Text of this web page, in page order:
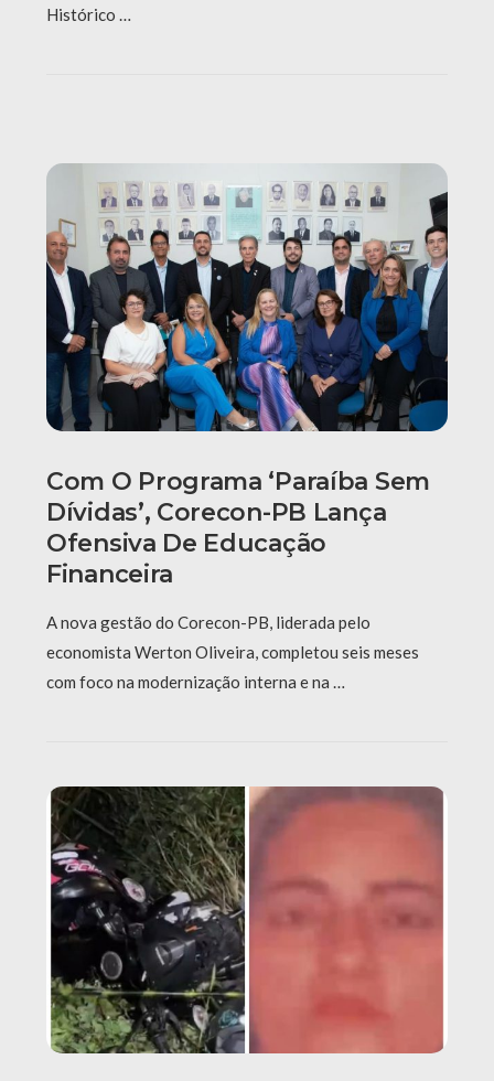
Histórico …
Com O Programa ‘Paraíba Sem
Dívidas’, Corecon-PB Lança
Ofensiva De Educação
Financeira
A nova gestão do Corecon-PB, liderada pelo
economista Werton Oliveira, completou seis meses
com foco na modernização interna e na …